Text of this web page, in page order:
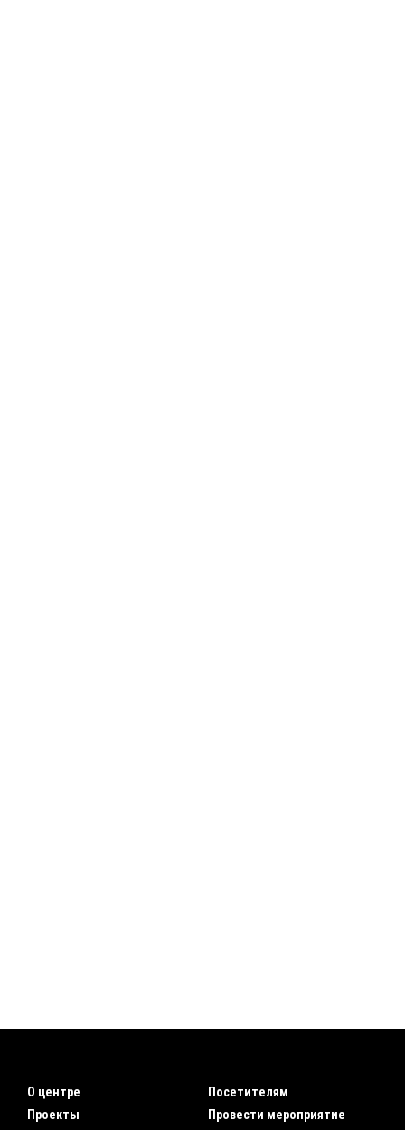
О центре
Проекты
Посетителям
Провести мероприятие